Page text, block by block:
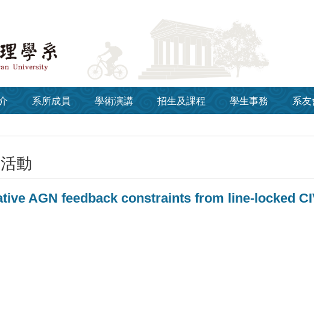
系所成員 學術演講 招生及課程 學生事務 系友
動
AGN feedback constraints from line-locked